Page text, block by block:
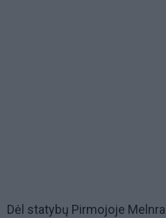
Dėl statybų Pirmojoje